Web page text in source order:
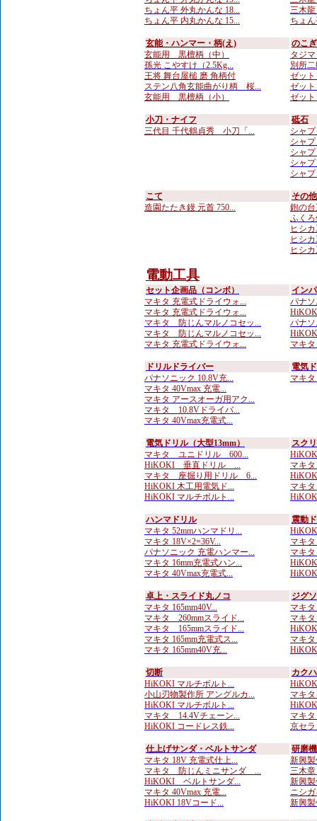
ちょん平 外丸かんな 18...
ちょん平 内丸かんな 15...
三木龍
ちょ
玄能・ハンマー・柄(え)
玄能用 黒檀柄（中）
孫光 こやすけ（2.5Kg...
王将 舞台屋槌 磨 角柄付
ステン八角玄能曲がり柄 桜...
玄能用 黒檀柄（小）
のこ
タジ
別所
ゼッ
ゼッ
ゼッ
小刀・ナイフ
三代目 千代鶴貞秀 小刀「...
砥石
シャ
シャ
シャ
シャ
シャプ
こて
造園たたき鏝 元首 750...
その他
鉋の
ふく
ヒシ
ヒシ
ヒシ
電動工具
セット企画品（コンボ）
マキタ 充電式ドライウォ...
マキタ 充電式ドライウォ...
マキタ 防じんマルノコセッ...
マキタ 防じんマルノコセッ...
マキタ 充電式ドライウォ...
イン
パナ
パナ
マキ
ドリルドライバー
パナソニック 10.8V充...
マキタ 40Vmax 充電...
マキタ アースオーガ用アク...
マキタ 10.8Vドライバ...
マキタ 40Vmax充電式...
電気
マキタ
電気ドリル（大型13mm）
マキタ ユニドリル 600...
HiKOKI 垂直ドリル ...
マキタ 座掘り用ドリル 6...
HiKOKI 木工用電気ド...
HiKOKI マルチボルト...
スク
マキ
マキ
ハンマドリル
マキタ 52mmハンマドリ...
マキタ 18V×2=36V...
パナソニック 充電ハンマー...
マキタ 16mm充電式ハン...
マキタ 40Vmax充電式...
震動
マキ
マキ
卓上・スライド丸ノコ
マキタ 165mm40V...
マキタ 260mmスライド...
マキタ 165mmスライド...
マキタ 165mm充電式ス...
マキタ 165mm40V充...
ジグ
マキ
マキ
マキ
切断
HiKOKI マルチボルト...
小山刃物製作所 アングルカ...
HiKOKI マルチボルト...
マキタ 14.4Vチェーン...
HiKOKI コードレス鉄...
カク
マキ
マキ
京セ
仕上げサンダ・ベルトサンダ
マキタ 18V 充電式仕上...
マキタ 防じんミニサンダ ...
HiKOKI ベルトサンダ...
マキタ 40Vmax 充電...
HiKOKI 18Vコード...
研磨機
新興
三木
新興
ニシ
新興